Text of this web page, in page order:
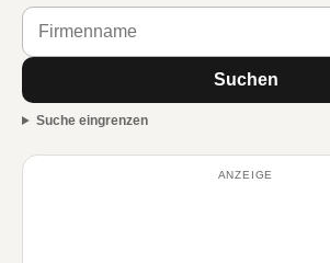
Suchen
Suche eingrenzen
ANZEIGE